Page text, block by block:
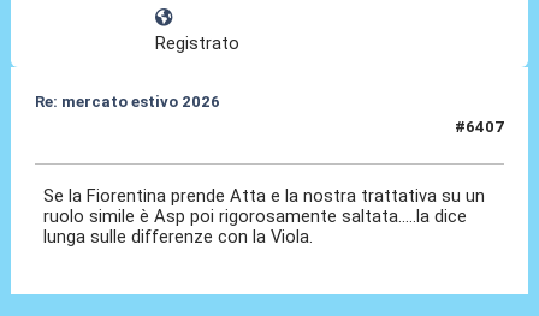
Registrato
Re: mercato estivo 2026
#6407
Se la Fiorentina prende Atta e la nostra trattativa su un
ruolo simile è Asp poi rigorosamente saltata.....la dice
lunga sulle differenze con la Viola.